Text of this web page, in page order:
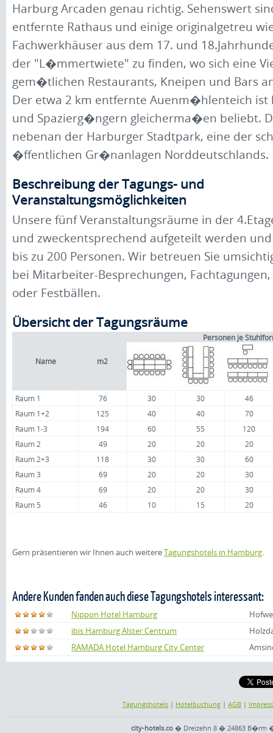
Harburg Arcaden genau richtig. Sehenswert
entfernte Rathaus und einige originalgetreu
Fachwerkhäuser aus dem 17. und
der "L�mmertwiete" zu finden, wo sich eine
gem�tlichen Restaurants, Kneipen und Bars
Der etwa 2 km entfernte Auenm�hlenteich ist
und Spazierg�ngern gleicherma�en beliebt.
nebenan der Harburger Stadtpark, eine der
�ffentlichen Gr�nanlagen Norddeutschlands.
Beschreibung der Tagungs- und
Veranstaltungsmöglichkeiten
Unsere fünf Veranstaltungsräume in der
und zweckentsprechend aufgeteilt werden
bis zu 200 Personen. Wir betreuen Sie
bei Mitarbeiter-Besprechungen,
oder Festbällen.
Übersicht der Tagungsräume
Name m2
Personen je
Raum 1 76 30 30
46
Raum 1+2
125 40 40
70
Raum 1-3
194 60 55
120
Raum 2
49 20 20
20
Raum 2+3
118 30 30
60
Raum 3
69 20 20
30
Raum 4
69 20 20
30
Raum 5
46 10 15 20
Gern präsentieren wir Ihnen auch weitereTagungshotels in Hamburg.
Andere Kunden fanden auch diese Tagungshotels interessant:
Nippon Hotel Hamburg
ibis Hamburg Alster Centrum
RAMADA Hotel Hamburg City Center
Tagungshotels | Hotelbuchung | AGB |
city-hotels.co� Dreizehn 8 � 24863 B�rm �